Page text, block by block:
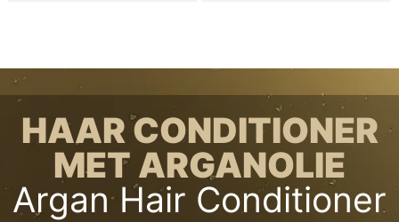
HAAR CONDITIONER
MET ARGANOLIE
Argan Hair Conditioner